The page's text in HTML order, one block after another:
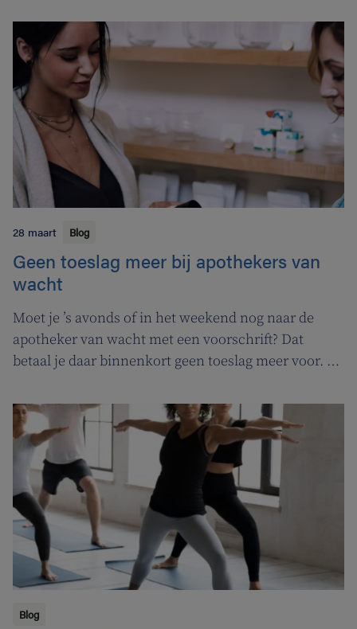
gezondheidszorg en welzijn. Heel handig voor zowel
patiënten als zorgverleners.
28 maart Blog
Geen toeslag meer bij apothekers van
wacht
Moet je ’s avonds of in het weekend nog naar de
apotheker van wacht met een voorschrift? Dat
betaal je daar binnenkort geen toeslag meer voor. In
apothekers van wacht.
Blog